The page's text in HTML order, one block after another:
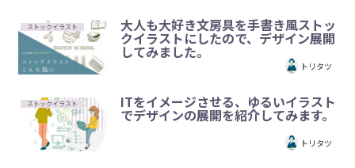
ストックイラスト 大人も大好き文房具を手書き風ストッ
クイラストにしたので、デザイン展開
してみました。
トリタツ
ストックイラスト ITをイメージさせる、ゆるいイラスト
でデザインの展開を紹介してみます。
トリタツ